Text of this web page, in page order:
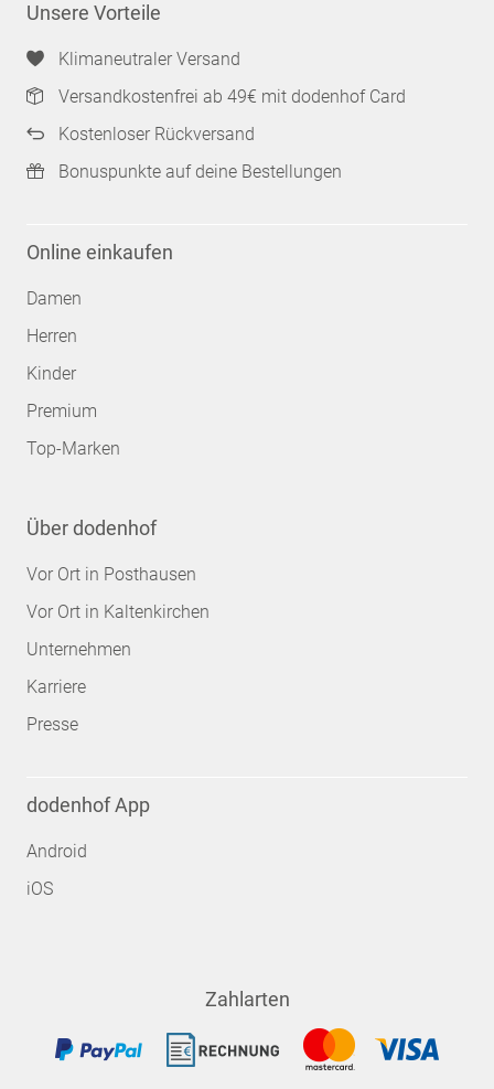
Unsere Vorteile
Klimaneutraler Versand
Versandkostenfrei ab 49€ mit dodenhof Card
Kostenloser Rückversand
Bonuspunkte auf deine Bestellungen
Online einkaufen
Damen
Herren
Kinder
Premium
Top-Marken
Über dodenhof
Vor Ort in Posthausen
Vor Ort in Kaltenkirchen
Unternehmen
Karriere
Presse
dodenhof App
Android
iOS
Zahlarten